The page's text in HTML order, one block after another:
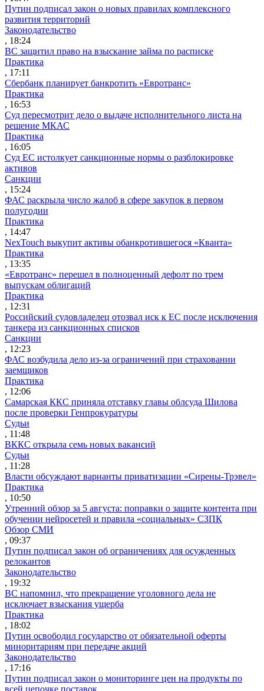
Путин подписал закон о новых правилах комплексного
развития территорий
Законодательство
, 18:24
ВС защитил право на взыскание займа по расписке
Практика
, 17:11
Сбербанк планирует банкротить «Евротранс»
Практика
, 16:53
Суд пересмотрит дело о выдаче исполнительного листа на
решение МКАС
Практика
, 16:05
Суд ЕС истолкует санкционные нормы о разблокировке
активов
Санкции
, 15:24
ФАС раскрыла число жалоб в сфере закупок в первом
полугодии
Практика
, 14:47
NexTouch выкупит активы обанкротившегося «Кванта»
Практика
, 13:35
«Евротранс» перешел в полноценный дефолт по трем
выпускам облигаций
Практика
, 12:31
Российский судовладелец отозвал иск к ЕС после исключения
танкера из санкционных списков
Санкции
, 12:23
ФАС возбудила дело из-за ограничений при страховании
заемщиков
Практика
, 12:06
Самарская ККС приняла отставку главы облсуда Шилова
после проверки Генпрокуратуры
Судьи
, 11:48
ВККС открыла семь новых вакансий
Судьи
, 11:28
Власти обсуждают варианты приватизации «Сирены-Трэвел»
Практика
, 10:50
Утренний обзор за 5 августа: поправки о защите контента при
обучении нейросетей и правила «социальных» СЗПК
Обзор СМИ
, 09:37
Путин подписал закон об ограничениях для осужденных
релокантов
Законодательство
, 19:32
ВС напомнил, что прекращение уголовного дела не
исключает взыскания ущерба
Практика
, 18:02
Путин освободил государство от обязательной оферты
миноритариям при передаче акций
Законодательство
, 17:16
Путин подписал закон о мониторинге цен на продукты по
всей цепочке поставок